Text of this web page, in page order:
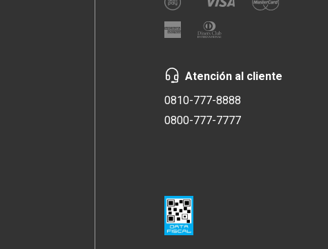
Atención al cliente
0810-777-8888
0800-777-7777